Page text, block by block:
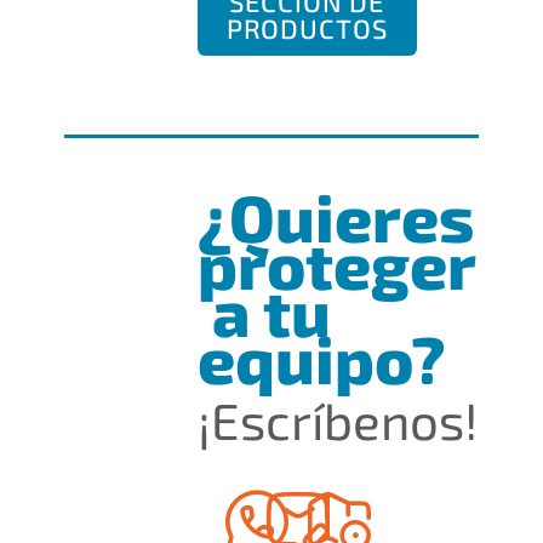
PRODUCTOS
¿Quieres
proteger
a tu
equipo?
¡Escríbenos!